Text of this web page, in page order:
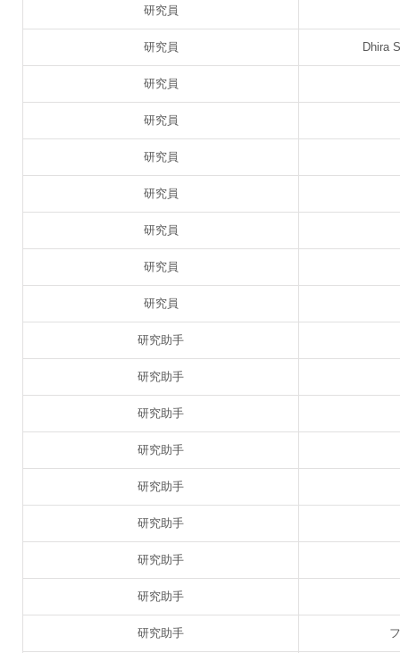
研究員
研究員 Dhira
研究員
研究員
研究員
研究員
研究員
研究員
研究員
研究助手
研究助手
研究助手
研究助手
研究助手
研究助手
研究助手
研究助手
研究助手